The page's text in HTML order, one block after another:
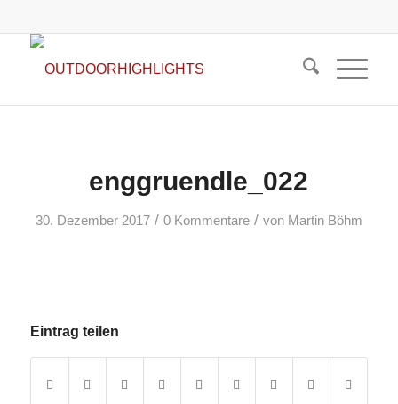
enggruendle_022
30. Dezember 2017 / 0 Kommentare / von Martin Böhm
Eintrag teilen